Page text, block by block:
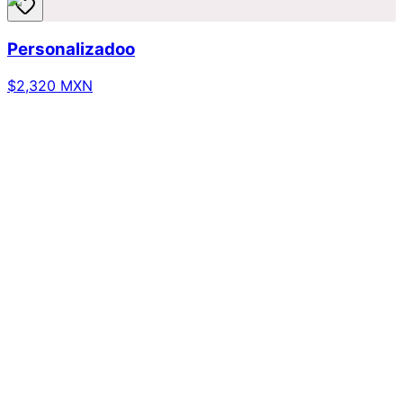
Personalizadoo
$2,320 MXN